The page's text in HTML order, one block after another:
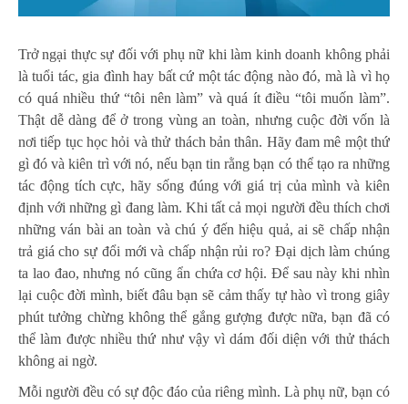
Trở ngại thực sự đối với phụ nữ khi làm kinh doanh không phải
là tuổi tác, gia đình hay bất cứ một tác động nào đó, mà là vì họ
có quá nhiều thứ “tôi nên làm” và quá ít điều “tôi muốn làm”.
Thật dễ dàng để ở trong vùng an toàn, nhưng cuộc đời vốn là
nơi tiếp tục học hỏi và thử thách bản thân. Hãy đam mê một thứ
gì đó và kiên trì với nó, nếu bạn tin rằng bạn có thể tạo ra những
tác động tích cực, hãy sống đúng với giá trị của mình và kiên
định với những gì đang làm. Khi tất cả mọi người đều thích chơi
những ván bài an toàn và chú ý đến hiệu quả, ai sẽ chấp nhận
trả giá cho sự đổi mới và chấp nhận rủi ro? Đại dịch làm chúng
ta lao đao, nhưng nó cũng ẩn chứa cơ hội. Để sau này khi nhìn
lại cuộc đời mình, biết đâu bạn sẽ cảm thấy tự hào vì trong giây
phút tưởng chừng không thể gắng gượng được nữa, bạn đã có
thể làm được nhiều thứ như vậy vì dám đối diện với thử thách
không ai ngờ.
Mỗi người đều có sự độc đáo của riêng mình. Là phụ nữ, bạn có